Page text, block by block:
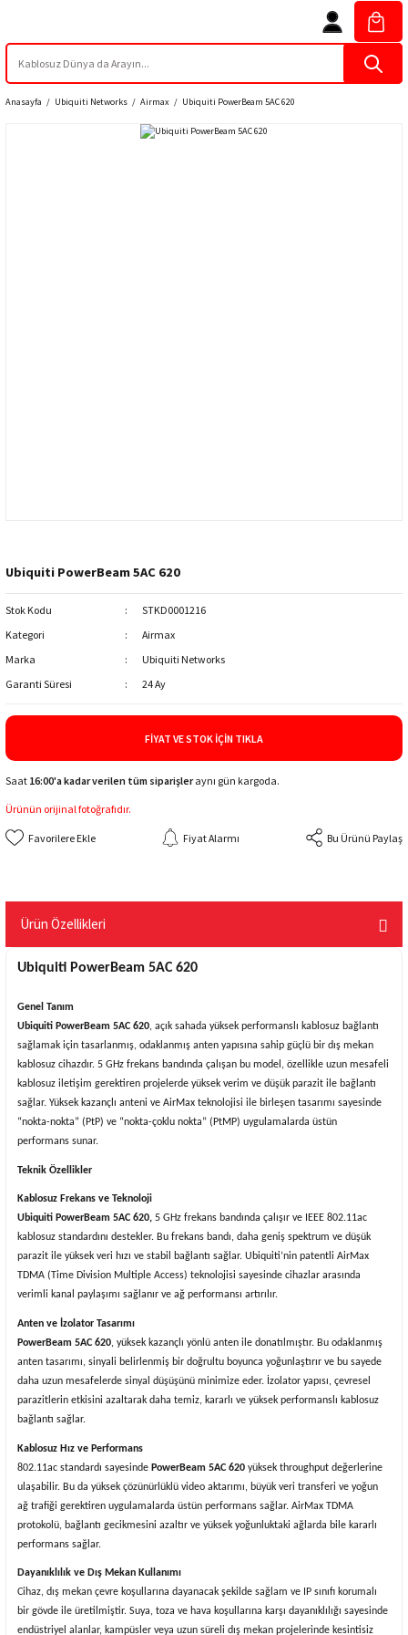
Anasayfa Ubiquiti Networks Airmax Ubiquiti PowerBeam 5AC 620
Ubiquiti PowerBeam 5AC 620
Stok Kodu
STKD0001216
Kategori
Airmax
Marka
Ubiquiti Networks
Garanti Süresi
24 Ay
FIYAT VE STOK İÇIN TIKLA
Saat 16:00'a kadar verilen tüm siparişleraynı gün kargoda.
Ürünün orijinal fotoğrafıdır.
Fiyat Alarmı Bu Ürünü Paylaş
Ürün Özellikleri
Ubiquiti PowerBeam 5AC 620
Genel Tanım
Ubiquiti PowerBeam 5AC 620, açık sahada yüksek performanslı kablosuz bağlantı
sağlamak için tasarlanmış, odaklanmış anten yapısına sahip güçlü bir dış mekan
kablosuz cihazdır. 5 GHz frekans bandında çalışan bu model, özellikle uzun mesafeli
kablosuz iletişim gerektiren projelerde yüksek verim ve düşük parazit ile bağlantı
sağlar. Yüksek kazançlı anteni ve AirMax teknolojisi ile birleşen tasarımı sayesinde
“nokta-nokta” (PtP) ve “nokta-çoklu nokta” (PtMP) uygulamalarda üstün
performans sunar.
Teknik Özellikler
Kablosuz Frekans ve Teknoloji
Ubiquiti PowerBeam 5AC 620, 5 GHz frekans bandında çalışır ve IEEE 802.11ac
kablosuz standardını destekler. Bu frekans bandı, daha geniş spektrum ve düşük
parazit ile yüksek veri hızı ve stabil bağlantı sağlar. Ubiquiti’nin patentli AirMax
TDMA (Time Division Multiple Access) teknolojisi sayesinde cihazlar arasında
verimli kanal paylaşımı sağlanır ve ağ performansı artırılır.
Anten ve İzolator Tasarımı
PowerBeam 5AC 620, yüksek kazançlı yönlü anten ile donatılmıştır. Bu odaklanmış
anten tasarımı, sinyali belirlenmiş bir doğrultu boyunca yoğunlaştırır ve bu sayede
daha uzun mesafelerde sinyal düşüşünü minimize eder. İzolator yapısı, çevresel
parazitlerin etkisini azaltarak daha temiz, kararlı ve yüksek performanslı kablosuz
bağlantı sağlar.
Kablosuz Hız ve Performans
802.11ac standardı sayesinde PowerBeam 5AC 620 yüksek throughput değerlerine
ulaşabilir. Bu da yüksek çözünürlüklü video aktarımı, büyük veri transferi ve yoğun
ağ trafiği gerektiren uygulamalarda üstün performans sağlar. AirMax TDMA
protokolü, bağlantı gecikmesini azaltır ve yüksek yoğunluktaki ağlarda bile kararlı
performans sağlar.
Dayanıklılık ve Dış Mekan Kullanımı
Cihaz, dış mekan çevre koşullarına dayanacak şekilde sağlam ve IP sınıfı korumalı
bir gövde ile üretilmiştir. Suya, toza ve hava koşullarına karşı dayanıklılığı sayesinde
endüstriyel alanlar, kampüsler veya uzun süreli dış mekan projelerinde kesintisiz